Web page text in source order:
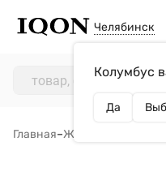
Челябинск
Колумбус
Да
Главная–Женщинам